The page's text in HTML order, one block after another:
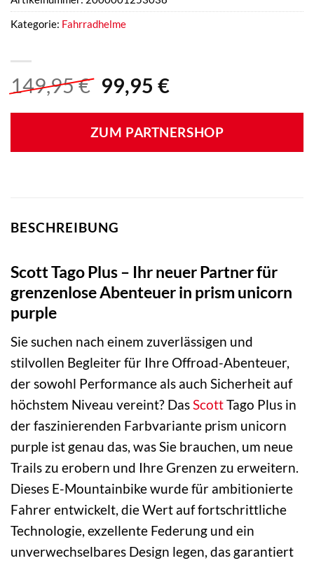
149,95€ Ursprünglicher
Preis
war:
149,95 €
99,95 €Aktueller
ist:
99,95 €.
ZUM PARTNERSHOP
Kategorie: Fahrradhelme
BESCHREIBUNG
Scott Tago Plus – Ihr neuer Partner für
grenzenlose Abenteuer in prism unicorn
purple
Sie suchen nach einem zuverlässigen und
stilvollen Begleiter für Ihre Offroad-Abenteuer,
der sowohl Performance als auch Sicherheit auf
höchstem Niveau vereint? DasScottTago Plus in
der faszinierenden Farbvariante prism unicorn
purple ist genau das, was Sie brauchen, um neue
Trails zu erobern und Ihre Grenzen zu erweitern.
Dieses E-Mountainbike wurde für ambitionierte
Fahrer entwickelt, die Wert auf fortschrittliche
Technologie, exzellente Federung und ein
unverwechselbares Design legen, das garantiert